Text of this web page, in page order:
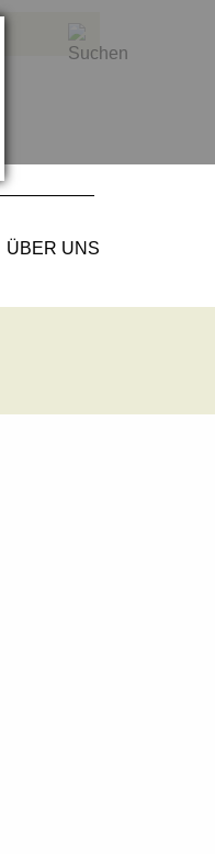
ÜBER UNS